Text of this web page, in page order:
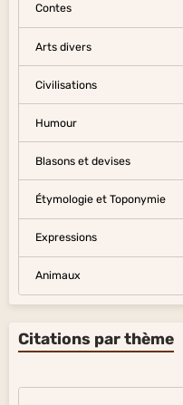
Contes
Arts divers
Civilisations
Humour
Blasons et devises
Étymologie et Toponymie
Expressions
Animaux
Citations par thème